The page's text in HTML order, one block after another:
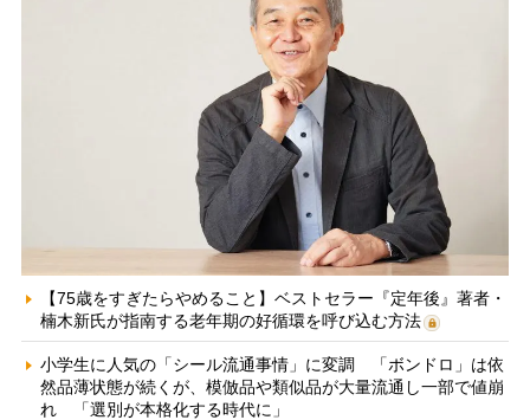
【75歳をすぎたらやめること】ベストセラー『定年後』著者・
楠木新氏が指南する老年期の好循環を呼び込む方法
小学生に人気の「シール流通事情」に変調 「ボンドロ」は依
然品薄状態が続くが、模倣品や類似品が大量流通し一部で値崩
れ 「選別が本格化する時代に」